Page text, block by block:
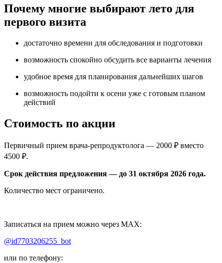
Почему многие выбирают лето для
первого визита
достаточно времени для обследования и подготовки
возможность спокойно обсудить все варианты лечения
удобное время для планирования дальнейших шагов
возможность подойти к осени уже с готовым планом
действий
Стоимость по акции
Первичный прием врача-репродуктолога — 2000 ₽ вместо
4500 ₽.
Срок действия предложения — до 31 октября 2026 года.
Количество мест ограничено.
Записаться на прием можно через MAX:
@id7703206255_bot
или по телефону: